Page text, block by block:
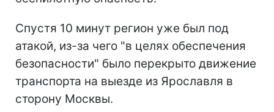
Спустя 10 минут регион уже был под
атакой, из-за чего "в целях обеспечения
безопасности" было перекрыто движение
транспорта на выезде из Ярославля в
сторону Москвы.